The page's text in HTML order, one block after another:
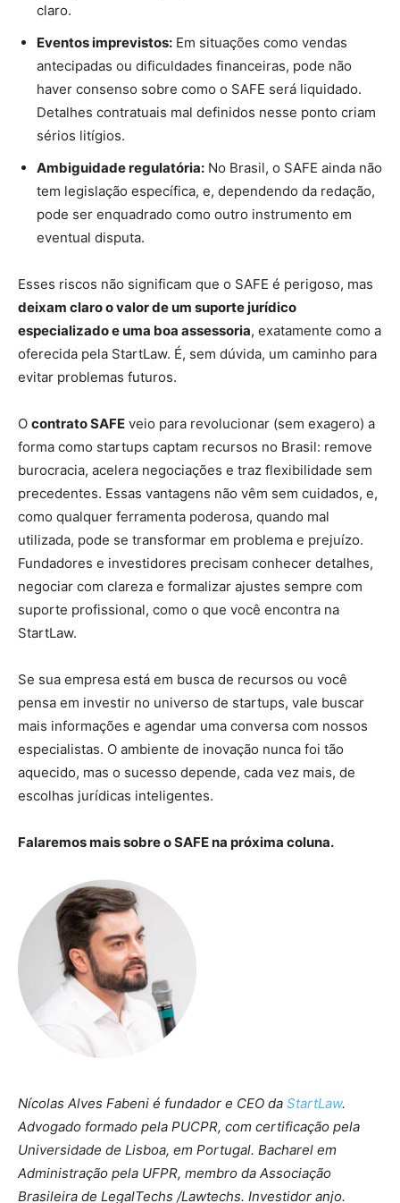
claro.
Eventos imprevistos: Em situações como vendas
antecipadas ou dificuldades financeiras, pode não
haver consenso sobre como o SAFE será liquidado.
Detalhes contratuais mal definidos nesse ponto criam
sérios litígios.
Ambiguidade regulatória: No Brasil, o SAFE ainda não
tem legislação específica, e, dependendo da redação,
pode ser enquadrado como outro instrumento em
eventual disputa.
Esses riscos não significam que o SAFE é perigoso, mas
deixam claro o valor de um suporte jurídico
especializado e uma boa assessoria, exatamente como a
oferecida pela StartLaw. É, sem dúvida, um caminho para
evitar problemas futuros.
O contrato SAFE veio para revolucionar (sem exagero) a
forma como startups captam recursos no Brasil: remove
burocracia, acelera negociações e traz flexibilidade sem
precedentes. Essas vantagens não vêm sem cuidados, e,
como qualquer ferramenta poderosa, quando mal
utilizada, pode se transformar em problema e prejuízo.
Fundadores e investidores precisam conhecer detalhes,
negociar com clareza e formalizar ajustes sempre com
suporte profissional, como o que você encontra na
StartLaw.
Se sua empresa está em busca de recursos ou você
pensa em investir no universo de startups, vale buscar
mais informações e agendar uma conversa com nossos
especialistas. O ambiente de inovação nunca foi tão
aquecido, mas o sucesso depende, cada vez mais, de
escolhas jurídicas inteligentes.
Falaremos mais sobre o SAFE na próxima coluna.
Nícolas Alves Fabeni é fundador e CEO da StartLaw.
Advogado formado pela PUCPR, com certificação pela
Universidade de Lisboa, em Portugal. Bacharel em
Administração pela UFPR, membro da Associação
Brasileira de LegalTechs /Lawtechs. Investidor anjo.